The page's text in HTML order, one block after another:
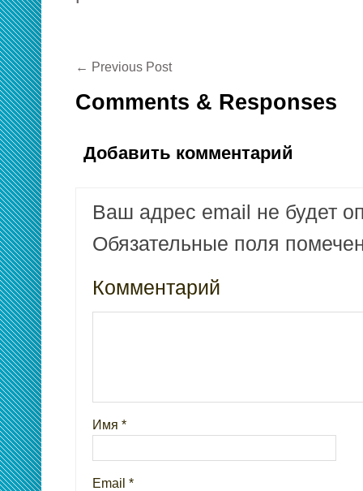
← Previous Post
Comments & Responses
Добавить комментарий
Ваш адрес email не будет
Обязательные поля
Комментарий
Имя *
Email *